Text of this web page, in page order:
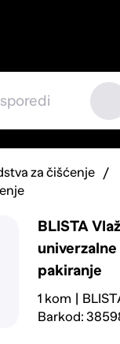
za čišćenje
BLISTA
univerzalne
pakiranje
1 kom
Barkod: